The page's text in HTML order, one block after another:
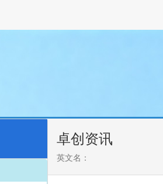
卓创资讯
英文名：